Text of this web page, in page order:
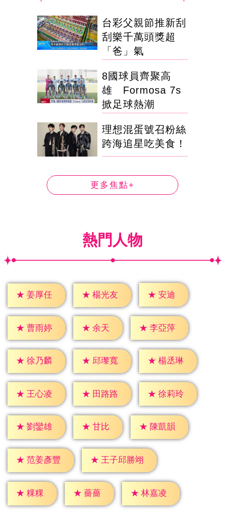
台彩父親節推新刮
刮樂千萬頭獎超
「爸」氣
8國球員齊聚高
雄 Formosa 7s
掀足球熱潮
理想混蛋號召粉絲
跨海追星吃美食！
更多焦點+
熱門人物
★ 姜厚任 ★ 楊光友 ★ 安迪
★ 曹雨婷 ★ 余天 ★ 李亞萍
★ 徐乃麟 ★ 邱瓈寬 ★ 楊丞琳
★ 王心凌 ★ 田路路 ★ 徐莉玲
★ 劉鑾雄 ★ 甘比 ★ 陳凱韻
★ 范姜彥豐 ★ 王子邱勝翊
★ 粿粿 ★ 薔薔 ★ 林嘉凌